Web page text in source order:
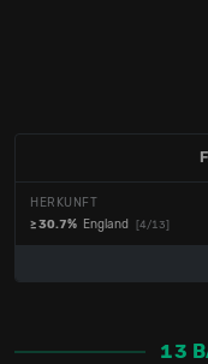
HERKUNFT
≥ 30.7% England [4/13]
13